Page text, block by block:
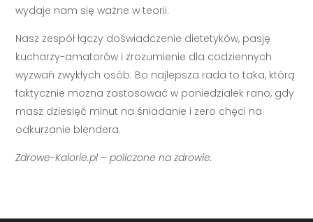
wydaje nam się ważne w teorii.
Nasz zespół łączy doświadczenie dietetyków, pasję
kucharzy-amatorów i zrozumienie dla codziennych
wyzwań zwykłych osób. Bo najlepsza rada to taka, którą
faktycznie można zastosować w poniedziałek rano, gdy
masz dziesięć minut na śniadanie i zero chęci na
odkurzanie blendera.
Zdrowe-Kalorie.pl – policzone na zdrowie.